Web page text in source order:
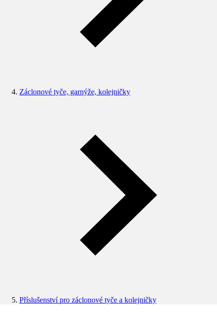
Záclonové tyče, garnýže, kolejničky
Příslušenství pro záclonové tyče a kolejničky